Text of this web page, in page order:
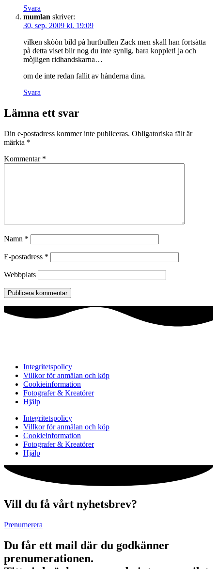
Svara
mumlan skriver:
30, sep, 2009 kl. 19:09
vilken skòòn bild pà hurtbullen Zack men skall han fortsàtta
pà detta viset blir nog du inte synlig, bara kopplet! ja och
mòjligen ridhandskarna…
om de inte redan fallit av hànderna dina.
Svara
Lämna ett svar
Din e-postadress kommer inte publiceras. Obligatoriska fält är
märkta *
Kommentar *
Namn *
E-postadress *
Webbplats
Integritetspolicy
Villkor för anmälan och köp
Cookieinformation
Fotografer & Kreatörer
Hjälp
Integritetspolicy
Villkor för anmälan och köp
Cookieinformation
Fotografer & Kreatörer
Hjälp
Vill du få vårt nyhetsbrev?
Prenumerera
Du får ett mail där du godkänner
prenumerationen.